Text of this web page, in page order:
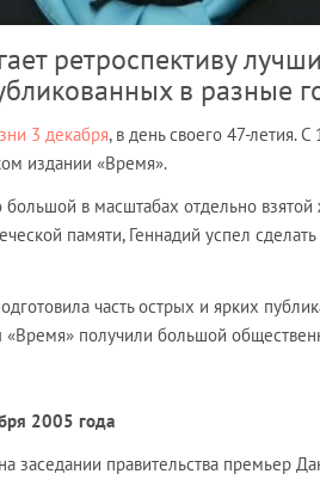
ретроспективу
в разные
3 декабря, в день своего 47-летия.
издании «Время».
большой в масштабах отдельно
памяти, Геннадий успел
часть острых и ярких
«Время» получили большой
2005 года
заседании правительства премьер